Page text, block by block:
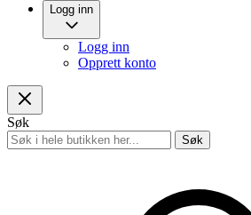
Logg inn
Logg inn
Opprett konto
Søk
Søk